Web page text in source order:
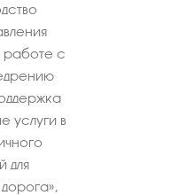
с
услуги в
для